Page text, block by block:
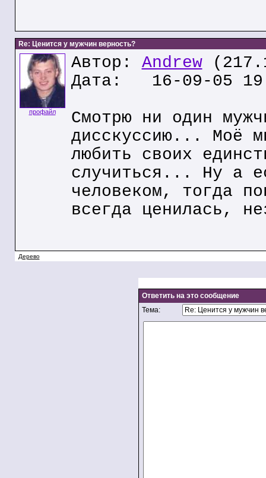
Re: Ценится у мужчин верность?
профайл
Автор: Andrew
Дата: 16-09-05
Смотрю ни один
дисскуссию... Моё
любить своих
случиться... Ну а
человеком, тогда
всегда ценилась,
Дерево
Ответить на это сообщение
Тема: